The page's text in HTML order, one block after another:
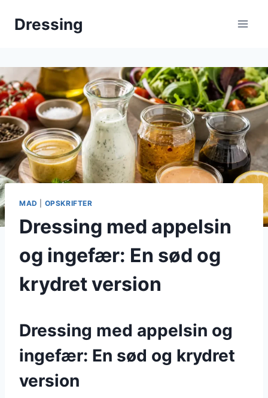
Dressing
MAD OPSKRIFTER
Dressing med appelsin
og ingefær: En sød og
krydret version
Dressing med appelsin og
ingefær: En sød og krydret
version